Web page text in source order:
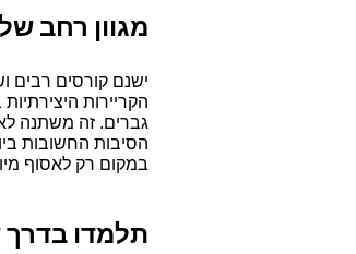
מגוון רחב
ישנם קורסים רבים
במקום רק לאסוף
תלמדו בדרך